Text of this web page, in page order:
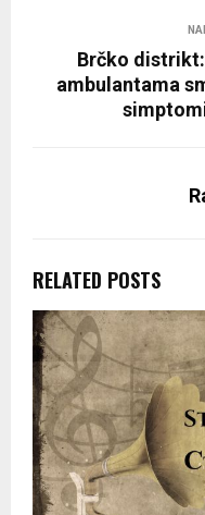
Brčko
ambulantama
RELATED POSTS